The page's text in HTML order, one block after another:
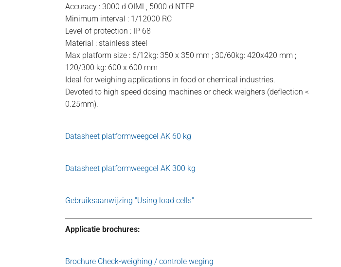
Accuracy : 3000 d OIML, 5000 d NTEP
Minimum interval : 1/12000 RC
Level of protection : IP 68
Material : stainless steel
Max platform size : 6/12kg: 350 x 350 mm ; 30/60kg: 420x420 mm ;
120/300 kg: 600 x 600 mm
Ideal for weighing applications in food or chemical industries.
Devoted to high speed dosing machines or check weighers (deflection <
0.25mm).
Datasheet platformweegcel AK 60 kg
Datasheet platformweegcel AK 300 kg
Gebruiksaanwijzing "Using load cells"
Applicatie brochures:
Brochure Check-weighing / controle weging